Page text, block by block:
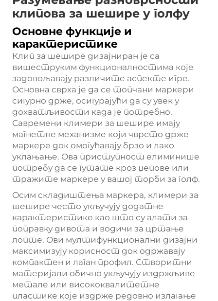
клипова за шешире у голфу
Основне функције и
карактеристике
Клип за шешире дизајниран је са
вишеструким функционалностима које
задовољавају различите аспекте игре.
Основна сврха је да се топчани маркери
сигурно држе, осигурајући да су увек у
дохватљивости када је потребно.
Савремени климери за шешире имају
магнетне механизме који чврсто држе
маркере док омогућавају брзо и лако
уклањање. Ова приступност елиминише
потребу да се гутате кроз џепове или
тражите маркере у вашој торби за голф.
Осим складиштења маркера, климери за
шешире често укључују додатне
карактеристике као што су алати за
поправку дивота и водичи за цртање
лопте. Ови мултифункционални дизајни
максимизују корисност док одржавају
компактен и лаган профил. Створитни
материјали обично укључују издржљиве
метале или висококвалитетне
пластике које издрже редовно излагање